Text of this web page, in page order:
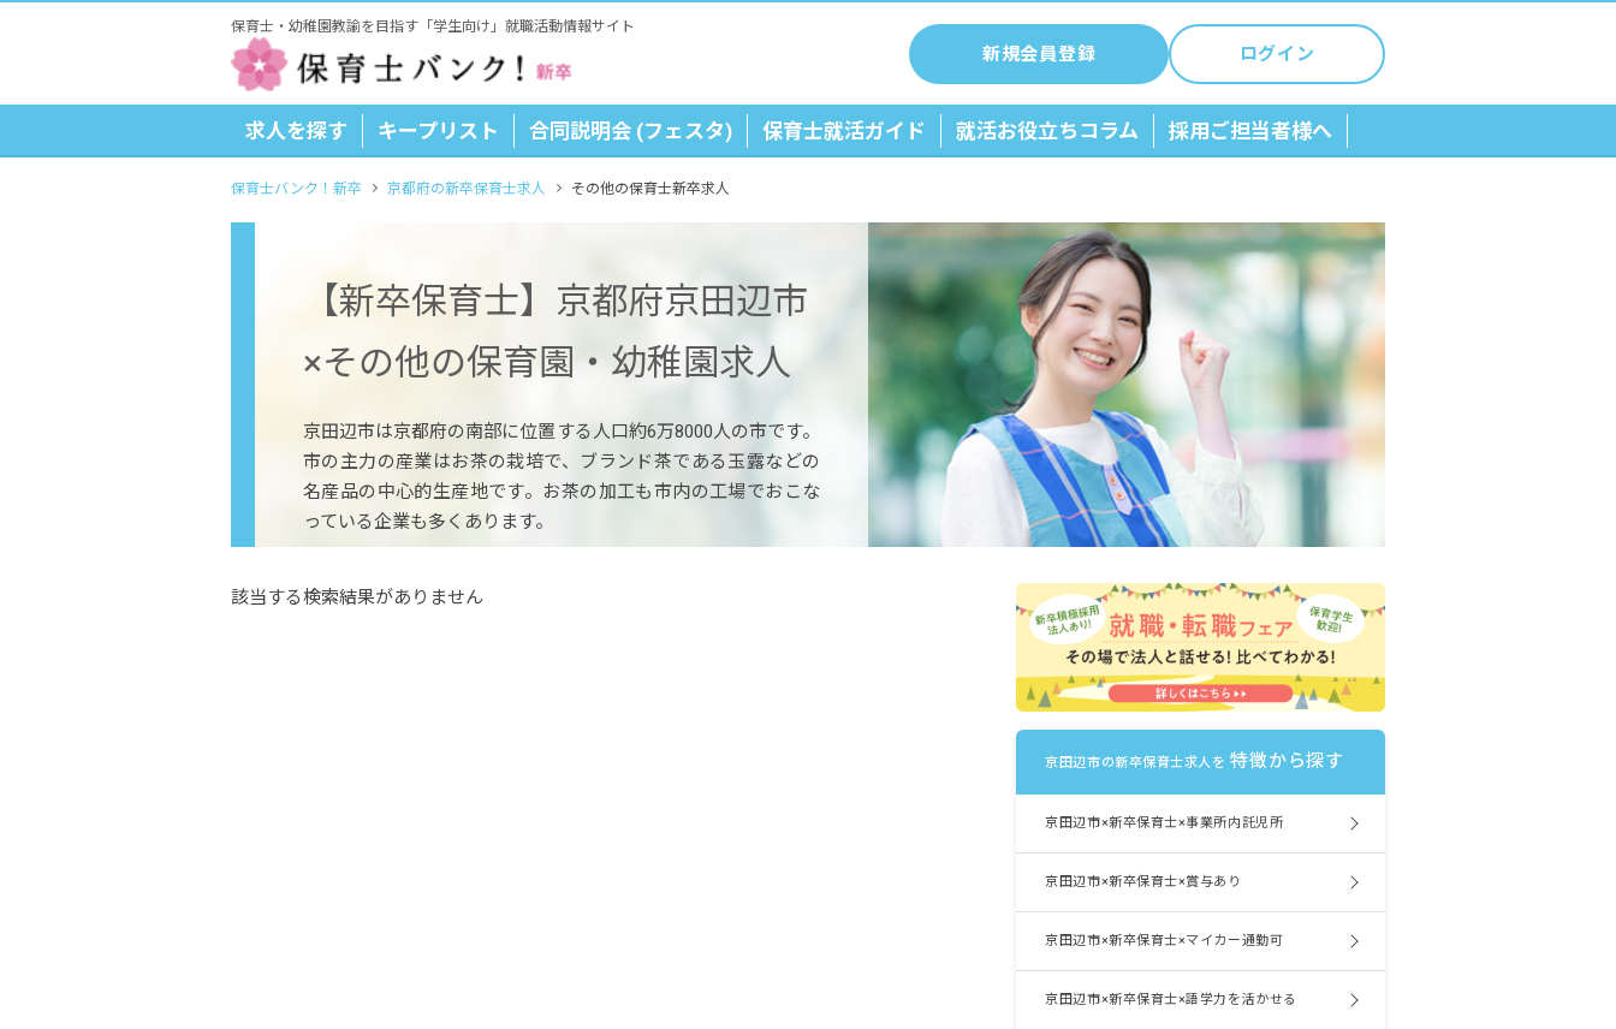
保育士・幼稚園教諭を目指す「学生向け」就職活動情報サイト
新規会員登録 ログイン
求人を探す キープリスト 合同説明会 (フェスタ) 保育士就活ガイド 就活お役立ちコラム 採用ご担当者様へ
保育士バンク！新卒 京都府の新卒保育士求人 その他の保育士新卒求人
【新卒保育士】京都府京田辺市
×その他の保育園・幼稚園求人
京田辺市は京都府の南部に位置する人口約6万8000人の市です。
市の主力の産業はお茶の栽培で、ブランド茶である玉露などの
名産品の中心的生産地です。お茶の加工も市内の工場でおこな
っている企業も多くあります。
該当する検索結果がありません
京田辺市の新卒保育士求人を 特徴から探す
京田辺市×新卒保育士×事業所内託児所
京田辺市×新卒保育士×賞与あり
京田辺市×新卒保育士×マイカー通勤可
京田辺市×新卒保育士×語学力を活かせる